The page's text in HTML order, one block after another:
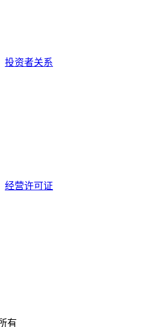
投资者关系
经营许可证
有